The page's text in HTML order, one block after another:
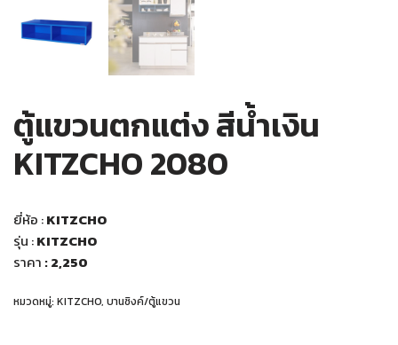
ตู้แขวนตกแต่ง สีน้ำเงิน
KITZCHO 2080
ยี่ห้อ :KITZCHO
รุ่น :KITZCHO
ราคา : 2,250
หมวดหมู่: KITZCHO, บานซิงค์/ตู้แขวน